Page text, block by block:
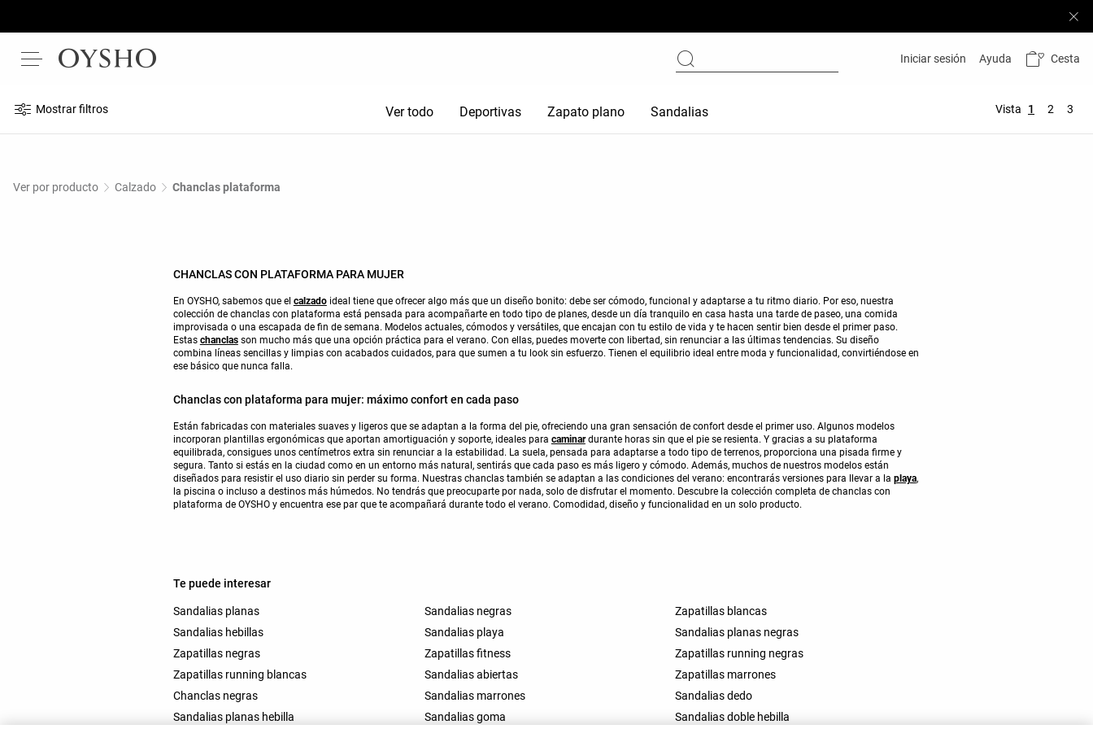
Iniciar sesión Ayuda Cesta
Mostrar filtros Ver todo Deportivas Zapato plano Sandalias Vista 1 2 3
Ver por producto Calzado Chanclas plataforma
CHANCLAS CON PLATAFORMA PARA MUJER
En OYSHO, sabemos que el calzadoideal tiene que ofrecer algo más que un diseño bonito: debe ser cómodo, funcional y adaptarse a tu ritmo diario. Por eso, nuestra
colección de chanclas con plataforma está pensada para acompañarte en todo tipo de planes, desde un día tranquilo en casa hasta una tarde de paseo, una comida
improvisada o una escapada de fin de semana. Modelos actuales, cómodos y versátiles, que encajan con tu estilo de vida y te hacen sentir bien desde el primer paso.
Estas chanclasson mucho más que una opción práctica para el verano. Con ellas, puedes moverte con libertad, sin renunciar a las últimas tendencias. Su diseño
combina líneas sencillas y limpias con acabados cuidados, para que sumen a tu look sin esfuerzo. Tienen el equilibrio ideal entre moda y funcionalidad, convirtiéndose en
ese básico que nunca falla.
Chanclas con plataforma para mujer: máximo confort en cada paso
Están fabricadas con materiales suaves y ligeros que se adaptan a la forma del pie, ofreciendo una gran sensación de confort desde el primer uso. Algunos modelos
incorporan plantillas ergonómicas que aportan amortiguación y soporte, ideales para caminardurante horas sin que el pie se resienta. Y gracias a su plataforma
equilibrada, consigues unos centímetros extra sin renunciar a la estabilidad. La suela, pensada para adaptarse a todo tipo de terrenos, proporciona una pisada firme y
segura. Tanto si estás en la ciudad como en un entorno más natural, sentirás que cada paso es más ligero y cómodo. Además, muchos de nuestros modelos están
diseñados para resistir el uso diario sin perder su forma. Nuestras chanclas también se adaptan a las condiciones del verano: encontrarás versiones para llevar a la playa,
la piscina o incluso a destinos más húmedos. No tendrás que preocuparte por nada, solo de disfrutar el momento. Descubre la colección completa de chanclas con
plataforma de OYSHO y encuentra ese par que te acompañará durante todo el verano. Comodidad, diseño y funcionalidad en un solo producto.
Te puede interesar
Sandalias planas Sandalias negras
Zapatillas blancas
Sandalias hebillas
Sandalias playa
Sandalias planas negras
Zapatillas negras
Zapatillas fitness
Zapatillas running negras
Zapatillas running blancas
Sandalias abiertas
Zapatillas marrones
Chanclas negras
Sandalias marrones
Sandalias dedo
Sandalias planas hebilla
Sandalias goma Sandalias doble hebilla